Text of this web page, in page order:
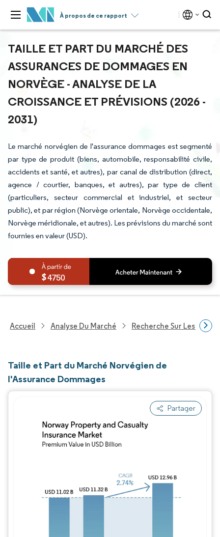
À propos de ce rapport
TAILLE ET PART DU MARCHÉ DES
ASSURANCES DE DOMMAGES EN
NORVÈGE - ANALYSE DE LA
CROISSANCE ET PRÉVISIONS (2026 -
2031)
Le marché norvégien de l'assurance dommages est segmenté
par type de produit (biens, automobile, responsabilité civile,
accidents et santé, et autres), par canal de distribution (direct,
agence / courtier, banques, et autres), par type de client
(particuliers, secteur commercial et industriel, et secteur
public), et par région (Norvège orientale, Norvège occidentale,
Norvège méridionale, et autres). Les prévisions du marché sont
fournies en valeur (USD).
4750
Accueil Analyse Du Marché Recherche Sur Les
Taille et Part du Marché Norvégien de
l'Assurance Dommages
Partager